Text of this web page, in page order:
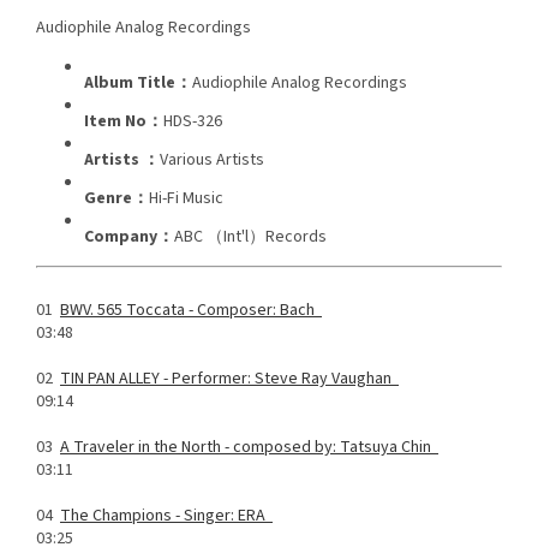
Audiophile Analog Recordings
Album Title： Audiophile Analog Recordings
Item No： HDS-326
Artists ： Various Artists
Genre： Hi-Fi Music
Company： ABC （Int'l）Records
01 BWV. 565 Toccata -Composer: Bach
03:48
02 TIN PAN ALLEY -Performer: Steve Ray Vaughan
09:14
03 A Traveler in the North -composed by: Tatsuya Chin
03:11
04 The Champions -Singer: ERA
03:25